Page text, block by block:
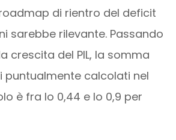
di rientro del deficit
sarebbe rilevante. Passando
crescita del PIL, la somma
puntualmente calcolati nel
è fra lo 0,44 e lo 0,9 per